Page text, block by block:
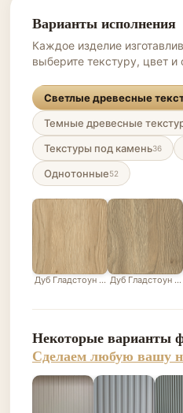
Варианты исполнения
Каждое изделие
выберите текстуру, цвет и
Светлые древесные
Темные древесные
Текстуры под камень36
Однотонные52
Дуб Гладстоун песочныйДуб Гладстоун
Некоторые варианты
Сделаем любую вашу